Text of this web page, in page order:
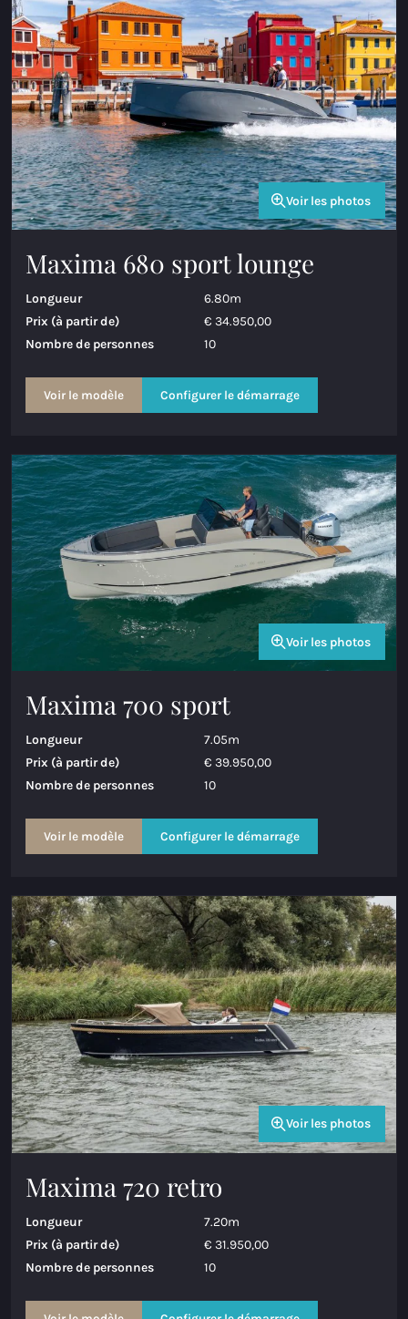
Voir les photos
Maxima 680 sport lounge
Longueur
6.80m
Prix (à partir de)
€ 34.950,00
Nombre de personnes
10
Voir le modèle Configurer le démarrage
Voir les photos
Maxima 700 sport
Longueur
7.05m
Prix (à partir de)
€ 39.950,00
Nombre de personnes
10
Voir le modèle Configurer le démarrage
Voir les photos
Maxima 720 retro
Longueur
7.20m
Prix (à partir de)
€ 31.950,00
Nombre de personnes
10